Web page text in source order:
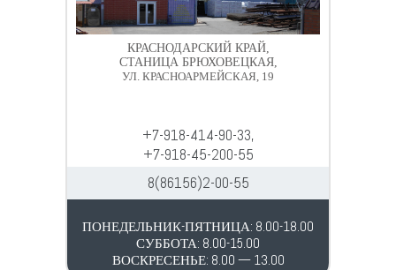
КРАСНОДАРСКИЙ КРАЙ,
СТАНИЦА БРЮХОВЕЦКАЯ,
УЛ. КРАСНОАРМЕЙСКАЯ, 19
+7-918-414-90-33,
+7-918-45-200-55
8(86156)2-00-55
ПОНЕДЕЛЬНИК-ПЯТНИЦА: 8.00-18.00
СУББОТА: 8.00-15.00
ВОСКРЕСЕНЬЕ: 8.00 — 13.00